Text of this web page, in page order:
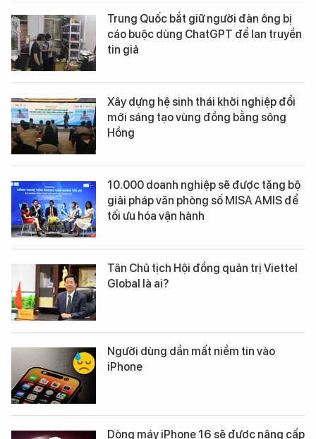
Trung Quốc bắt giữ người đàn ông bị
cáo buộc dùng ChatGPT để lan truyền
tin giả
Xây dựng hệ sinh thái khởi nghiệp đổi
mới sáng tạo vùng đồng bằng sông
Hồng
10.000 doanh nghiệp sẽ được tặng bộ
giải pháp văn phòng số MISA AMIS để
tối ưu hóa vận hành
Tân Chủ tịch Hội đồng quản trị Viettel
Global là ai?
Người dùng dần mất niềm tin vào
iPhone
Dòng máy iPhone 16 sẽ được nâng cấp